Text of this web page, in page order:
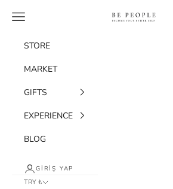
bepeople.co
Menü
STORE
MARKET
GIFTS
EXPERIENCE
BLOG
GIRIŞ YAP
TRY ₺